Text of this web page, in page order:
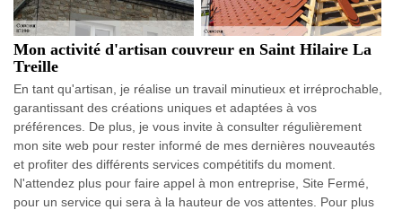
Mon activité d'artisan couvreur en Saint Hilaire La
Treille
En tant qu'artisan, je réalise un travail minutieux et irréprochable,
garantissant des créations uniques et adaptées à vos
préférences. De plus, je vous invite à consulter régulièrement
mon site web pour rester informé de mes dernières nouveautés
et profiter des différents services compétitifs du moment.
N'attendez plus pour faire appel à mon entreprise, Site Fermé,
pour un service qui sera à la hauteur de vos attentes. Pour plus